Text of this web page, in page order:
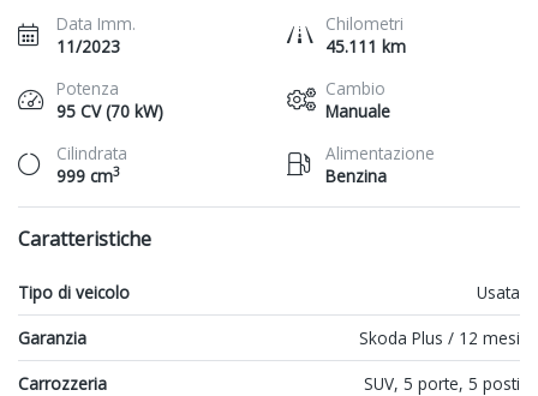
Data Imm.
11/2023
Chilometri
45.111 km
Potenza
95 CV (70 kW)
Cambio
Manuale
Cilindrata
999 cm3
Alimentazione
Benzina
Caratteristiche
Tipo di veicolo
Usata
Garanzia
Skoda Plus / 12 mesi
Carrozzeria
SUV, 5 porte, 5 posti